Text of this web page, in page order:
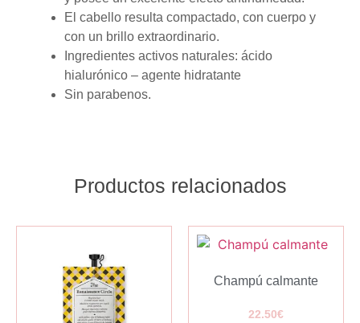
El cabello resulta compactado, con cuerpo y
con un brillo extraordinario.
Ingredientes activos naturales: ácido
hialurónico – agente hidratante
Sin parabenos.
Productos relacionados
Champú calmante
22.50€